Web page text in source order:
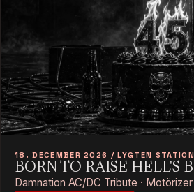
18. DECEMBER 2026 / LYGTEN STATION
BORN TO RAISE HELL'S
Damnation AC/DC Tribute · Motörizer